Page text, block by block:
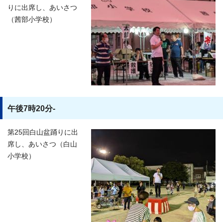
りに出席し、あいさつ
（茜部小学校）
午後7時20分-
第25回白山盆踊りに出
席し、あいさつ（白山
小学校）